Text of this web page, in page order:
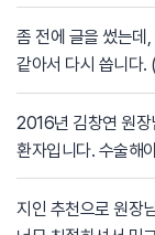
좀 전에 글을 썼는데
같아서 다시 씁니다. (글
디스크로 소변도 못
2016년 김창연 원장
환자입니다. 수술해야 한다고 하셨지만, 제가 한방병원에서 치료
해보고 안되면 수술
고쳐보자고 하셨었
지인 추천으로 원장